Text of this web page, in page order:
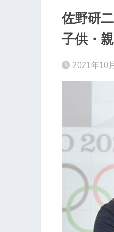
佐野研
子供・
2021年10